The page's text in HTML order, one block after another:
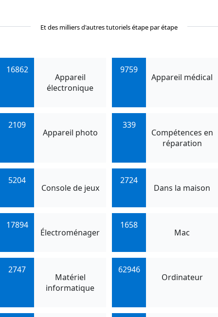
Et des milliers d'autres tutoriels étape par étape
16862
Appareil
électronique
9759
Appareil médical
2109
Appareil photo
339
Compétences en
réparation
5204
Console de jeux
2724
Dans la maison
17894
Électroménager
1658
Mac
2747
Matériel
informatique
62946
Ordinateur